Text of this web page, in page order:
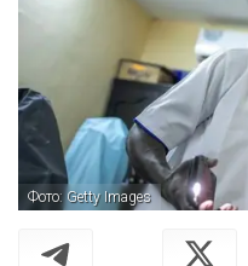
Фото: Getty Images